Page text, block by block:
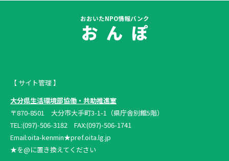
おおいたNPO情報バンク
お ん ぽ
【 サイト管理 】
大分県生活環境部協働・共助推進室
〒870-8501 大分市大手町3-1-1（県庁舎別館5階）
TEL:(097)-506-3182 FAX:(097)-506-1741
Email:oita-kenmin★pref.oita.lg.jp
★を@に置き換えてください